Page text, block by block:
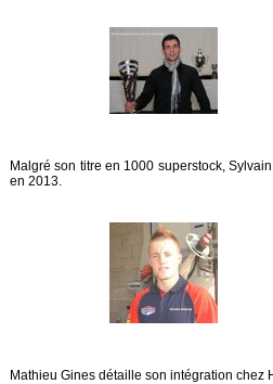
Malgré son titre en 1000 superstock,
en 2013.
Mathieu Gines détaille son intégration chez